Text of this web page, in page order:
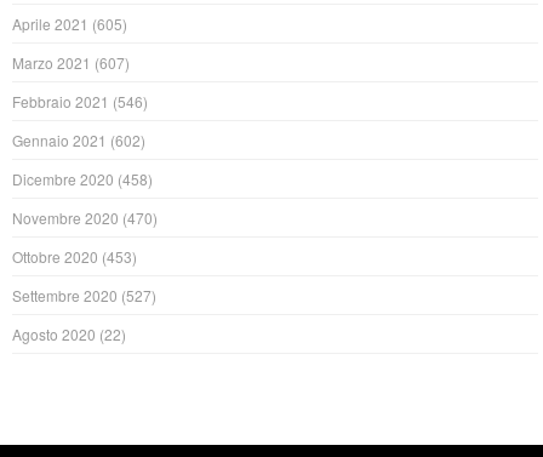
Aprile 2021 (605)
Marzo 2021 (607)
Febbraio 2021 (546)
Gennaio 2021 (602)
Dicembre 2020 (458)
Novembre 2020 (470)
Ottobre 2020 (453)
Settembre 2020 (527)
Agosto 2020 (22)